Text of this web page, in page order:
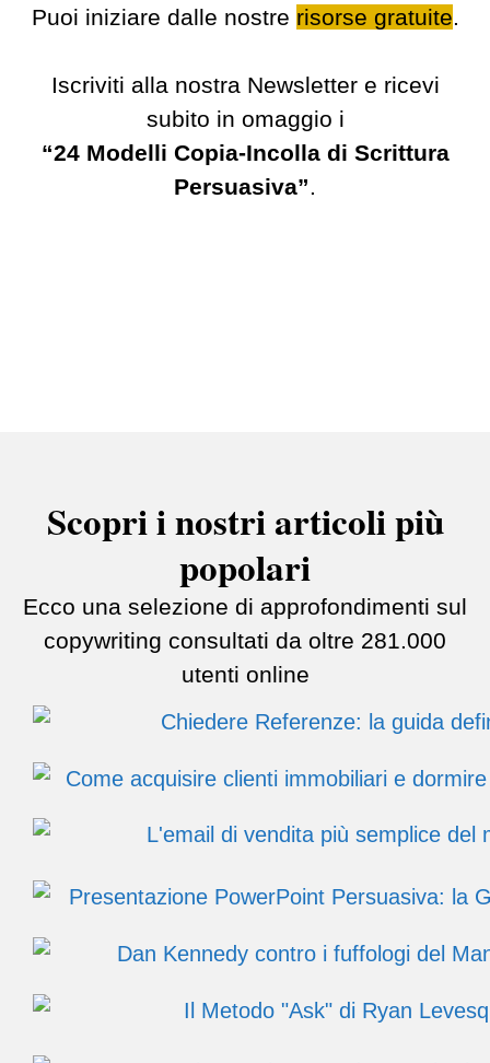
Puoi iniziare dalle nostre risorse gratuite.
Iscriviti alla nostra Newsletter e ricevi
subito in omaggio i
“24 Modelli Copia-Incolla di Scrittura
Persuasiva”.
Scopri i nostri articoli più
popolari
Ecco una selezione di approfondimenti sul
copywriting consultati da oltre 281.000
utenti online